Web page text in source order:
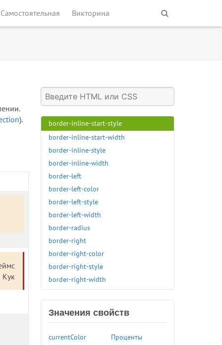
Самостоятельная Викторина
).
Кук
border-inline
border-inline-start
border-inline-start-color
border-inline-start-style
border-inline-start-width
border-inline-style
border-inline-width
border-left
border-left-color
border-left-style
border-left-width
border-radius
border-right
border-right-color
border-right-style
border-right-width
border-spacing
border-start-start-radius
Значения свойств
currentColor
Проценты